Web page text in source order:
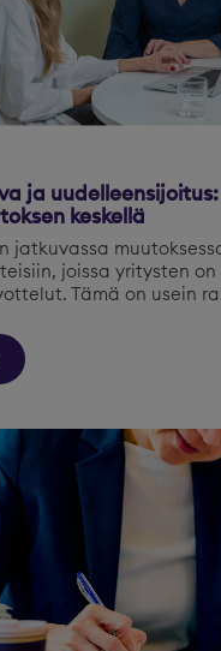
ja
keskellä
jatkuvassa
joissa yritysten
Tämä on usein